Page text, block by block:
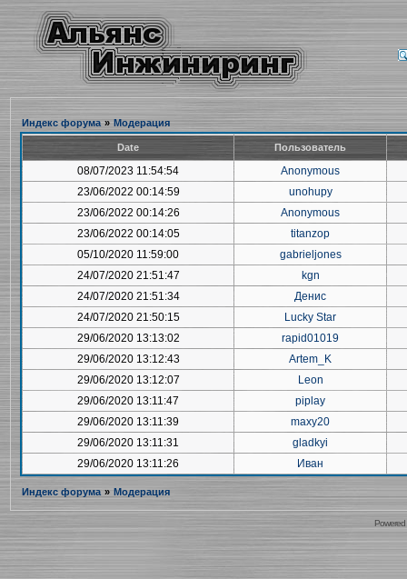
Индекс форума » Модерация
Date Пользователь
08/07/2023 11:54:54
Anonymous
23/06/2022 00:14:59
unohupy
23/06/2022 00:14:26
Anonymous
23/06/2022 00:14:05
titanzop
05/10/2020 11:59:00
gabrieljones
24/07/2020 21:51:47
kgn
24/07/2020 21:51:34
Денис
24/07/2020 21:50:15
Lucky Star
29/06/2020 13:13:02
rapid01019
29/06/2020 13:12:43
Artem_K
29/06/2020 13:12:07
Leon
29/06/2020 13:11:47
piplay
29/06/2020 13:11:39
maxy20
29/06/2020 13:11:31
gladkyi
29/06/2020 13:11:26
Иван
Индекс форума » Модерация